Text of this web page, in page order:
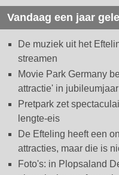
Vandaag een jaar
De muziek uit het
streamen
Movie Park Germany
attractie' in
Pretpark zet
lengte-eis
De Efteling heeft een
attracties, maar die is
Foto's: in Plopsaland